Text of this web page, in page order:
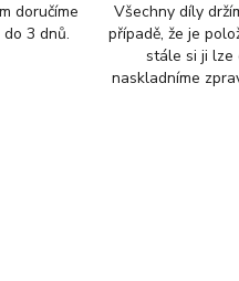
doručíme
3 dnů.
Všechny díly
případě, že je
stále si ji lze
naskladníme